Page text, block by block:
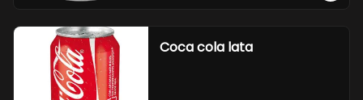
Coca cola lata